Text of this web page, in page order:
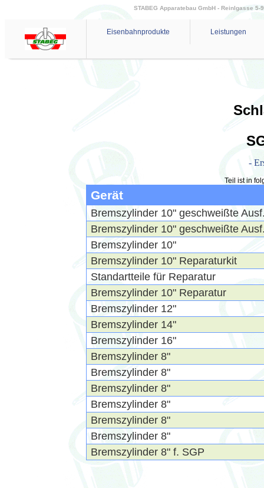
STABEG Apparatebau GmbH - Reinlgasse 5-
Eisenbahnprodukte Leistungen
-
Teil ist in
Gerät
Bremszylinder 10" geschweißte
Bremszylinder 10" geschweißte
Bremszylinder 10"
Bremszylinder 10" Reparaturkit
Standartteile für Reparatur
Bremszylinder 10" Reparatur
Bremszylinder 12"
Bremszylinder 14"
Bremszylinder 16"
Bremszylinder 8"
Bremszylinder 8"
Bremszylinder 8"
Bremszylinder 8"
Bremszylinder 8"
Bremszylinder 8"
Bremszylinder 8" f. SGP